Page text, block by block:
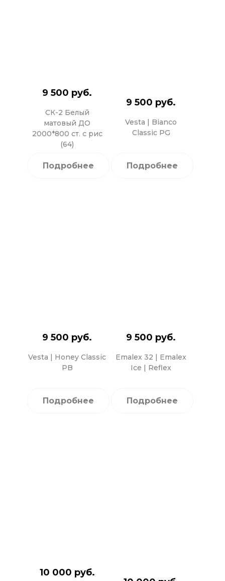
9 500 руб.
СК-2 Белый
матовый ДО
2000*800 ст. с рис
(64)
Подробнее
9 500 руб.
Vesta | Bianco
Classic PG
Подробнее
9 500 руб.
Vesta | Honey Classic
PB
Подробнее
9 500 руб.
Emalex 32 | Emalex
Ice | Reflex
Подробнее
10 000 руб.